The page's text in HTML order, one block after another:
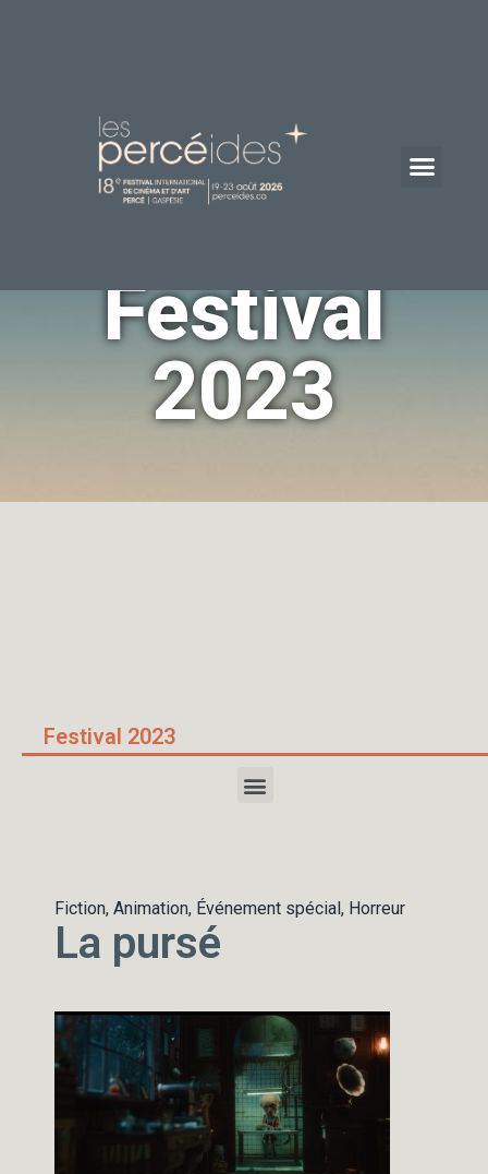
Festival
2023
Festival 2023
Fiction, Animation, Événement spécial, Horreur
La pursé